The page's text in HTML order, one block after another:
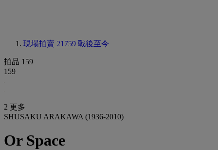
現場拍賣 21759 戰後至今
拍品 159
159
2 更多
SHUSAKU ARAKAWA (1936-2010)
Or Space